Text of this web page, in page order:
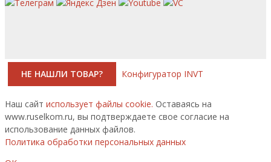
НЕ НАШЛИ ТОВАР? Конфигуратор INVT
Наш сайт использует файлы cookie. Оставаясь на
www.ruselkom.ru, вы подтверждаете свое согласие на
использование данных файлов.
Политика обработки персональных данных